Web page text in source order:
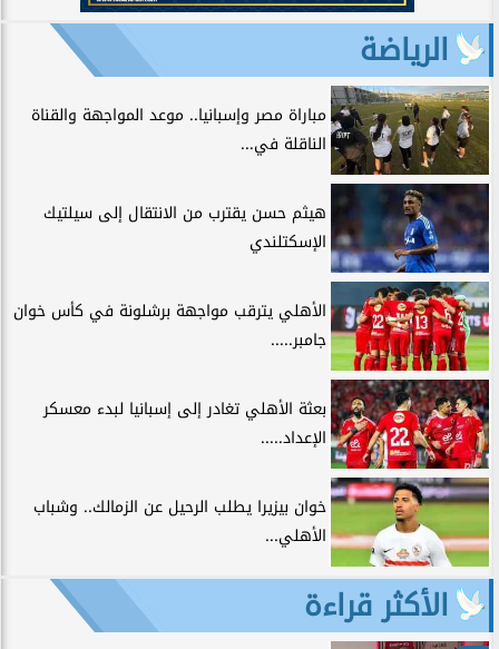
الرياضة
مباراة مصر وإسبانيا.. موعد المواجهة والقناة
الناقلة في...
هيثم حسن يقترب من الانتقال إلى سيلتيك
الإسكتلندي
الأهلي يترقب مواجهة برشلونة في كأس خوان
جامبر.....
بعثة الأهلي تغادر إلى إسبانيا لبدء معسكر
الإعداد.....
خوان بيزيرا يطلب الرحيل عن الزمالك.. وشباب
الأهلي...
الأكثر قراءة